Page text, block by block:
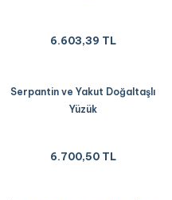
6.603,39 TL
Serpantin ve Yakut Doğaltaşlı
Yüzük
6.700,50 TL